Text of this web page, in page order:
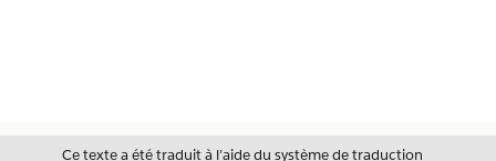
Ce texte a été traduit à l’aide du système de traduction